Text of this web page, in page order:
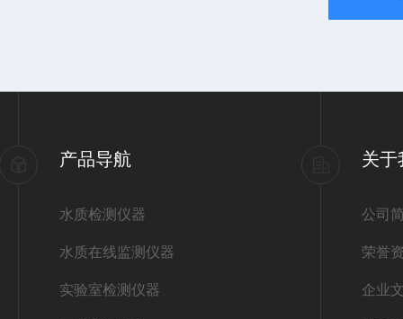
产品导航
水质检测仪器
水质在线监测仪器
实验室检测仪器
关于
公司
荣誉
企业